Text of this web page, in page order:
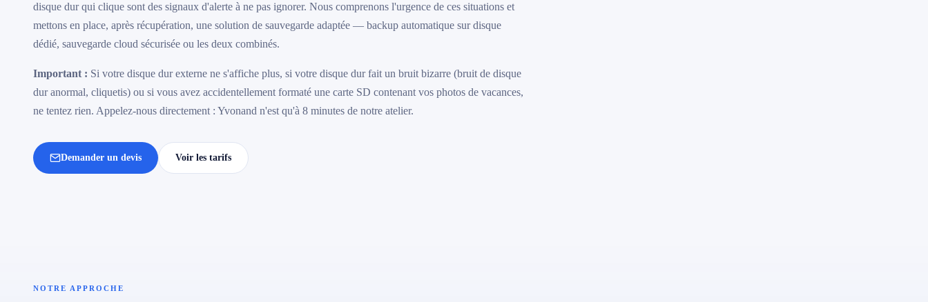
disque dur qui clique sont des signaux d'alerte à ne pas ignorer. Nous comprenons l'urgence de ces situations et
mettons en place, après récupération, une solution de sauvegarde adaptée — backup automatique sur disque
dédié, sauvegarde cloud sécurisée ou les deux combinés.
Important : Si votre disque dur externe ne s'affiche plus, si votre disque dur fait un bruit bizarre (bruit de disque
dur anormal, cliquetis) ou si vous avez accidentellement formaté une carte SD contenant vos photos de vacances,
ne tentez rien. Appelez-nous directement : Yvonand n'est qu'à 8 minutes de notre atelier.
Demander un devis Voir les tarifs
NOTRE APPROCHE